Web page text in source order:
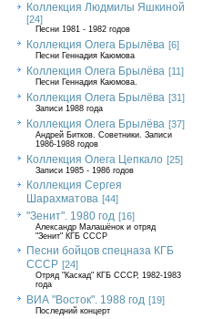
Коллекция Людмилы Яшкиной
[24]
Песни 1981 - 1982 годов
Коллекция Олега Брылёва [6]
Песни Геннадия Каюмова
Коллекция Олега Брылёва [11]
Песни Геннадия Каюмова.
Коллекция Олега Брылёва [31]
Записи 1988 года
Коллекция Олега Брылёва [37]
Андрей Битков. Советники. Записи
1986-1988 годов
Коллекция Олега Цепкало [25]
Записи 1985 - 1986 годов
Коллекция Сергея
Шарахматова [44]
"Зенит". 1980 год [16]
Александр Малашёнок и отряд
"Зенит" КГБ СССР
Песни бойцов спецназа КГБ
СССР [24]
Отряд "Каскад" КГБ СССР, 1982-1983
года
ВИА "Восток". 1988 год [19]
Последний концерт